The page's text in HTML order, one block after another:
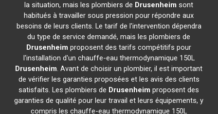
la situation, mais les plombiers de Drusenheim sont
habitués à travailler sous pression pour répondre aux
besoins de leurs clients. Le tarif de l'intervention dépendra
du type de service demandé, mais les plombiers de
Drusenheim proposent des tarifs compétitifs pour
l'installation d'un chauffe-eau thermodynamique 150L
Drusenheim. Avant de choisir un plombier, il est important
de vérifier les garanties proposées et les avis des clients
satisfaits. Les plombiers de Drusenheim proposent des
garanties de qualité pour leur travail et leurs équipements, y
compris les chauffe-eau thermodynamique 150L